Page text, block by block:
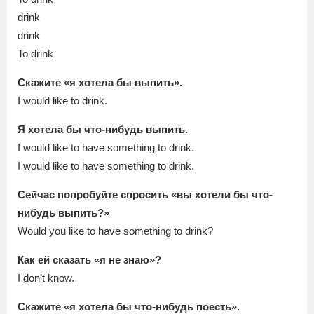
drink
drink
To drink
Скажите «я хотела бы выпить».
I would like to drink.
Я хотела бы что-нибудь выпить.
I would like to have something to drink.
I would like to have something to drink.
Сейчас попробуйте спросить «вы хотели бы что-
нибудь выпить?»
Would you like to have something to drink?
Как ей сказать «я не знаю»?
I don’t know.
Скажите «я хотела бы что-нибудь поесть».